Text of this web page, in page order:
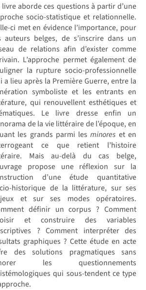
livre aborde ces questions à partir d’une
socio-statistique et relationnelle.
ci met en évidence l’importance, pour
auteurs belges, de s’inscrire dans un
de relations afin d’exister comme
L’approche permet également de
la rupture socio-professionnelle
a lieu après la Première Guerre, entre la
symboliste et les entrants en
qui renouvellent esthétiques et
Le livre dresse enfin un
de la vie littéraire de l’époque, en
les grands parmi lesminores et en
ce que retient l’histoire
Mais au-delà du cas belge,
propose une réflexion sur la
d’une étude quantitative
historique de la littérature, sur ses
et sur ses modes opératoires.
définir un corpus ? Comment
et construire des variables
? Comment interpréter des
graphiques ? Cette étude en acte
des solutions pragmatiques sans
les questionnements
qui sous-tendent ce type